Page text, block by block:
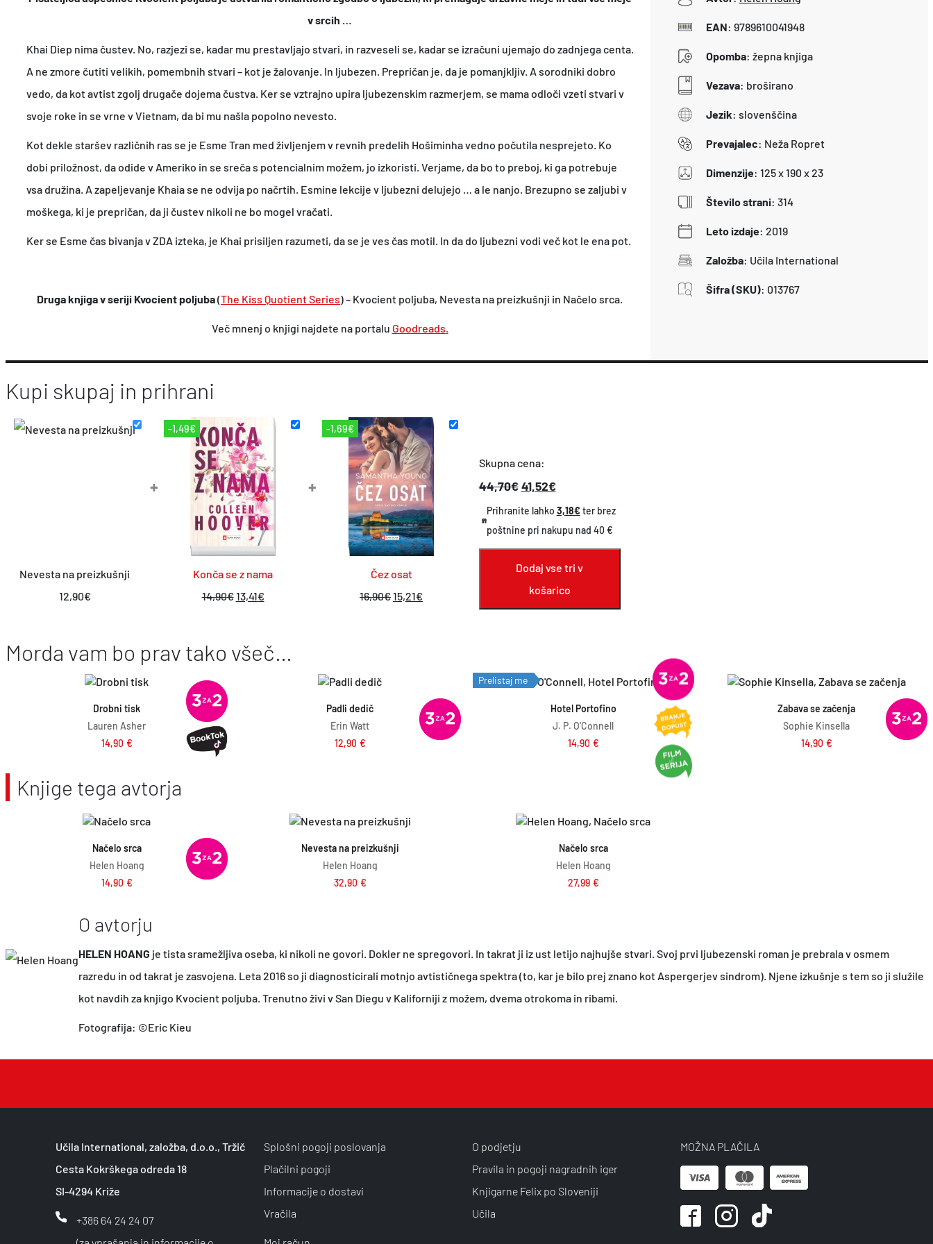
i
z
k
u
š
i
a
v srcih …
Khai Diep nima čustev. No, razjezi se, kadar mu prestavljajo stvari, in razveseli se, kadar se izračuni ujemajo do zadnjega centa.
A ne zmore čutiti velikih, pomembnih stvari – kot je žalovanje. In ljubezen. Prepričan je, da je pomanjkljiv. A sorodniki dobro
vedo, da kot avtist zgolj drugače dojema čustva. Ker se vztrajno upira ljubezenskim razmerjem, se mama odloči vzeti stvari v
svoje roke in se vrne v Vietnam, da bi mu našla popolno nevesto.
Kot dekle staršev različnih ras se je Esme Tran med življenjem v revnih predelih Hošiminha vedno počutila nesprejeto. Ko
dobi priložnost, da odide v Ameriko in se sreča s potencialnim možem, jo izkoristi. Verjame, da bo to preboj, ki ga potrebuje
vsa družina. A zapeljevanje Khaia se ne odvija po načrtih. Esmine lekcije v ljubezni delujejo … a le nanjo. Brezupno se zaljubi v
moškega, ki je prepričan, da ji čustev nikoli ne bo mogel vračati.
Ker se Esme čas bivanja v ZDA izteka, je Khai prisiljen razumeti, da se je ves čas motil. In da do ljubezni vodi več kot le ena pot.
Druga knjiga v seriji Kvocient poljuba(The Kiss Quotient Series) – Kvocient poljuba, Nevesta na preizkušnji in Načelo srca.
Več mnenj o knjigi najdete na portalu Goodreads.
EAN: 9789610041948
Opomba: žepna knjiga
Vezava: broširano
Jezik: slovenščina
Prevajalec: Neža Ropret
Dimenzije: 125 x 190 x 23
Število strani: 314
Leto izdaje: 2019
Založba: Učila International
Šifra (SKU): 013767
Kupi skupaj in prihrani
Nevesta na preizkušnji
12,90€
+
-1,49€
Konča se z nama
14,90€I
i
a
1
9
€
13,41€T
n
3
,
4
.
+
-1,69€
Čez osat
16,90€I
a
a
:
1
9
€
15,21€T
t
n
5
,
2
.
Skupna cena:
44,70€ 41,52€
Prihranite lahko 3,18€ter brez
poštnine pri nakupu nad 40 €
Dodaj vse tri v
košarico
Morda vam bo prav tako všeč…
Drobni tisk
Lauren Asher
14,90 €
Dodaj v košarico
Padli dedič
Erin Watt
12,90 €
Dodaj v košarico Prelistaj me
Hotel Portofino
J. P. O'Connell
14,90 €
Dodaj v košarico
Zabava se začenja
Sophie Kinsella
14,90 €
Dodaj v košarico
Knjige tega avtorja
Načelo srca
Helen Hoang
14,90 €
Dodaj v košarico
Nevesta na preizkušnji
Helen Hoang
32,90 €
Dodaj v košarico
Načelo srca
Helen Hoang
27,99 €
Dodaj v košarico
O avtorju
HELEN HOANG je tista sramežljiva oseba, ki nikoli ne govori. Dokler ne spregovori. In takrat ji iz ust letijo najhujše stvari. Svoj prvi ljubezenski roman je prebrala v osmem
razredu in od takrat je zasvojena. Leta 2016 so ji diagnosticirali motnjo avtističnega spektra (to, kar je bilo prej znano kot Aspergerjev sindrom). Njene izkušnje s tem so ji služile
kot navdih za knjigo Kvocient poljuba. Trenutno živi v San Diegu v Kaliforniji z možem, dvema otrokoma in ribami.
Fotografija: ©Eric Kieu
Učila International, založba, d.o.o., Tržič
Cesta Kokrškega odreda 18
SI-4294 Križe
+386 64 24 24 07
Splošni pogoji poslovanja
Plačilni pogoji
Informacije o dostavi
Vračila
O podjetju
Pravila in pogoji nagradnih iger
Knjigarne Felix po Sloveniji
Učila
MOŽNA PLAČILA